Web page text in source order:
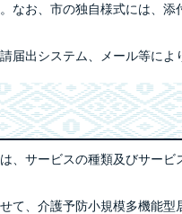
なお、市の独自様式には、添
届出システム、メール等によ
、サービスの種類及びサー
て、介護予防小規模多機能